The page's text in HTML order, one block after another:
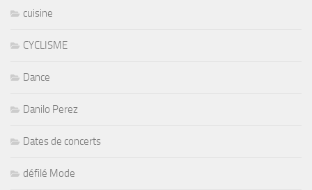
cuisine
CYCLISME
Dance
Danilo Perez
Dates de concerts
défilé Mode